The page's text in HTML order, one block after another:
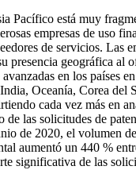
Pacífico está muy
empresas de uso
de servicios. Las
presencia geográfica al
en los países
Oceanía, Corea del
cada vez más en
de las solicitudes de
de 2020, el volumen
aumentó un 440 %
significativa de las